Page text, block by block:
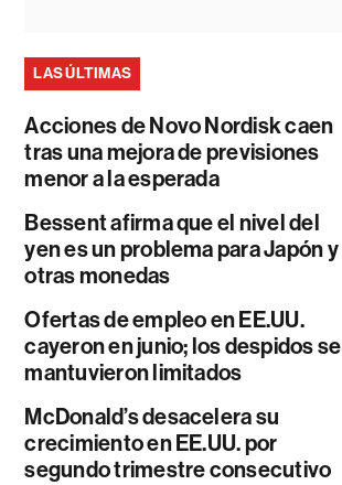
LAS ÚLTIMAS
Acciones de Novo Nordisk caen
tras una mejora de previsiones
menor a la esperada
Bessent afirma que el nivel del
yen es un problema para Japón y
otras monedas
Ofertas de empleo en EE.UU.
cayeron en junio; los despidos se
mantuvieron limitados
McDonald’s desacelera su
crecimiento en EE.UU. por
segundo trimestre consecutivo